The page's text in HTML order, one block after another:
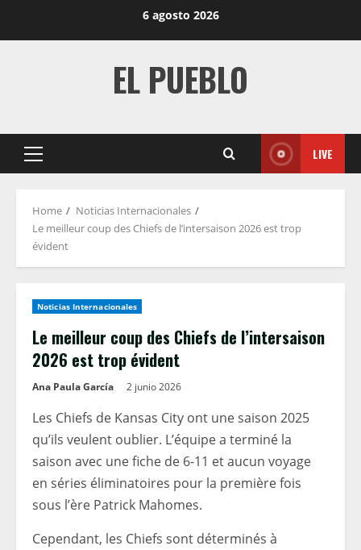
6 agosto 2026
EL PUEBLO
Primary
LIVE
Home
Noticias Internacionales
Le meilleur coup des Chiefs de l’intersaison 2026 est trop
évident
Noticias Internacionales
Le meilleur coup des Chiefs de l’intersaison
2026 est trop évident
Ana Paula García 2 junio 2026
Les Chiefs de Kansas City ont une saison 2025
qu’ils veulent oublier. L’équipe a terminé la
saison avec une fiche de 6-11 et aucun voyage
en séries éliminatoires pour la première fois
sous l’ère Patrick Mahomes.
Cependant, les Chiefs sont déterminés à